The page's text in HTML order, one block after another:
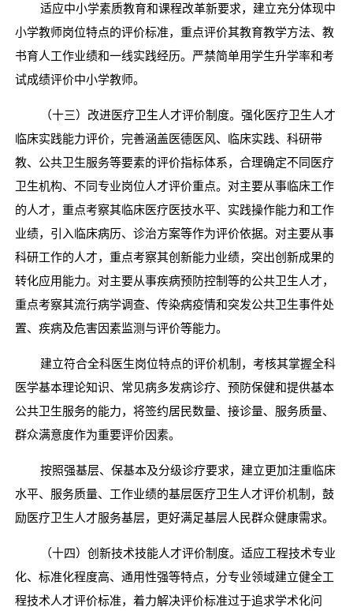
适应中小学素质教育和课程改革新要求，建立充分体现中
小学教师岗位特点的评价标准，重点评价其教育教学方法、教
书育人工作业绩和一线实践经历。严禁简单用学生升学率和考
试成绩评价中小学教师。
（十三）改进医疗卫生人才评价制度。强化医疗卫生人才
临床实践能力评价，完善涵盖医德医风、临床实践、科研带
教、公共卫生服务等要素的评价指标体系，合理确定不同医疗
卫生机构、不同专业岗位人才评价重点。对主要从事临床工作
的人才，重点考察其临床医疗医技水平、实践操作能力和工作
业绩，引入临床病历、诊治方案等作为评价依据。对主要从事
科研工作的人才，重点考察其创新能力业绩，突出创新成果的
转化应用能力。对主要从事疾病预防控制等的公共卫生人才，
重点考察其流行病学调查、传染病疫情和突发公共卫生事件处
置、疾病及危害因素监测与评价等能力。
建立符合全科医生岗位特点的评价机制，考核其掌握全科
医学基本理论知识、常见病多发病诊疗、预防保健和提供基本
公共卫生服务的能力，将签约居民数量、接诊量、服务质量、
群众满意度作为重要评价因素。
按照强基层、保基本及分级诊疗要求，建立更加注重临床
水平、服务质量、工作业绩的基层医疗卫生人才评价机制，鼓
励医疗卫生人才服务基层，更好满足基层人民群众健康需求。
（十四）创新技术技能人才评价制度。适应工程技术专业
化、标准化程度高、通用性强等特点，分专业领域建立健全工
程技术人才评价标准，着力解决评价标准过于追求学术化问